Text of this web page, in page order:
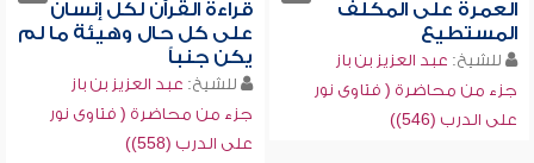
العمرة على المكلف
المستطيع
للشيخ: عبد العزيز بن باز
جزء من محاضرة ( فتاوى نور
على الدرب (546))
قراءة القرآن لكل إنسان
على كل حال وهيئة ما لم
يكن جنباً
للشيخ: عبد العزيز بن باز
جزء من محاضرة ( فتاوى نور
على الدرب (558))